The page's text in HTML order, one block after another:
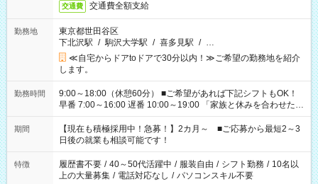
交通費 交通費全額支給
勤務地
東京都世田谷区
下北沢駅 / 駒沢大学駅 / 喜多見駅 / …
≪自宅からドアtoドアで30分以内！≫ご希望の勤務地を紹介
します。
勤務時間
9:00～18:00（休憩60分） ■ご希望があれば下記シフトもOK！
早番 7:00～16:00 遅番 10:00～19:00 「家族と休みを合わせた
い」 「余裕を持って夕飯の準備がしたい」 「できれば残業はし
たくない」 など、ご希望を教えてくださいね。 ※Wワーク希望
の方へ 今ご覧のお仕事で希望する勤務時間と、もう1つのお仕事
の勤務時間。 合計で週40時間を超える場合は応募できません。
期間
【現在も積極採用中！急募！】2カ月～ ■ご応募から最短2～3
日後の就業も相談可能です！
特徴 履歴書不要 / 40～50代活躍中 / 服装自由 / シフト勤務 / 10名以
上の大量募集 / 電話対応なし / パソコンスキル不要